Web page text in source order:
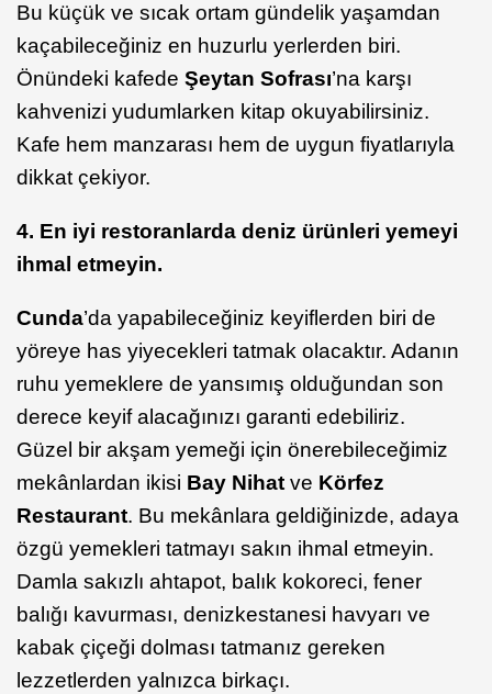
Bu küçük ve sıcak ortam gündelik yaşamdan
kaçabileceğiniz en huzurlu yerlerden biri.
Önündeki kafede Şeytan Sofrası’na karşı
kahvenizi yudumlarken kitap okuyabilirsiniz.
Kafe hem manzarası hem de uygun fiyatlarıyla
dikkat çekiyor.
4. En iyi restoranlarda deniz ürünleri yemeyi
ihmal etmeyin.
Cunda’da yapabileceğiniz keyiflerden biri de
yöreye has yiyecekleri tatmak olacaktır. Adanın
ruhu yemeklere de yansımış olduğundan son
derece keyif alacağınızı garanti edebiliriz.
Güzel bir akşam yemeği için önerebileceğimiz
mekânlardan ikisi Bay Nihat ve Körfez
Restaurant. Bu mekânlara geldiğinizde, adaya
özgü yemekleri tatmayı sakın ihmal etmeyin.
Damla sakızlı ahtapot, balık kokoreci, fener
balığı kavurması, denizkestanesi havyarı ve
kabak çiçeği dolması tatmanız gereken
lezzetlerden yalnızca birkaçı.